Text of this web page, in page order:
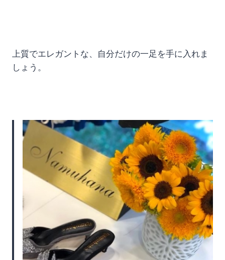
上質でエレガントな、自分だけの一足を手に入れま
しょう。